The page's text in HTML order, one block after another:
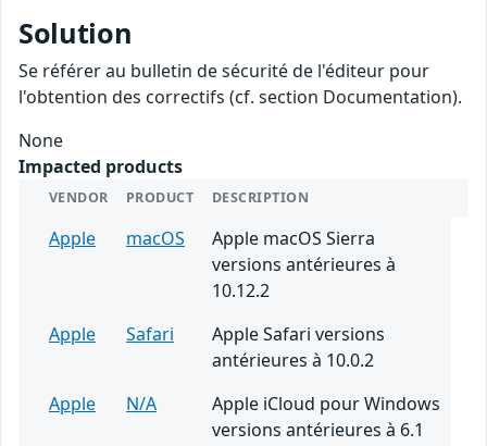
Solution
Se référer au bulletin de sécurité de l'éditeur pour
l'obtention des correctifs (cf. section Documentation).
None
Impacted products
VENDOR PRODUCT DESCRIPTION
Apple macOS
Apple macOS Sierra
versions antérieures à
10.12.2
Apple
Safari
Apple Safari versions
antérieures à 10.0.2
Apple
N/A
Apple iCloud pour Windows
versions antérieures à 6.1